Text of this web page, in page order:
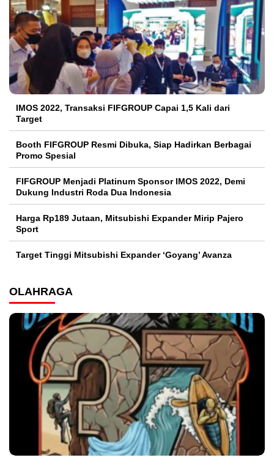
IMOS 2022, Transaksi FIFGROUP Capai 1,5 Kali dari
Target
Booth FIFGROUP Resmi Dibuka, Siap Hadirkan Berbagai
Promo Spesial
FIFGROUP Menjadi Platinum Sponsor IMOS 2022, Demi
Dukung Industri Roda Dua Indonesia
Harga Rp189 Jutaan, Mitsubishi Expander Mirip Pajero
Sport
Target Tinggi Mitsubishi Expander ‘Goyang’ Avanza
OLAHRAGA